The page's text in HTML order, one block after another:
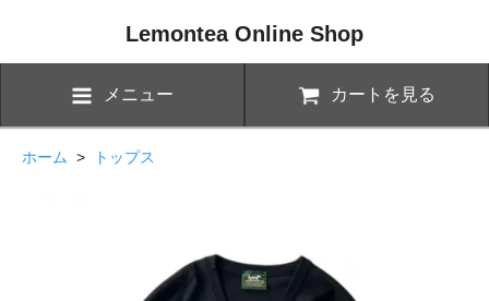
Lemontea Online Shop
メニュー カートを見る
ホーム > トップス